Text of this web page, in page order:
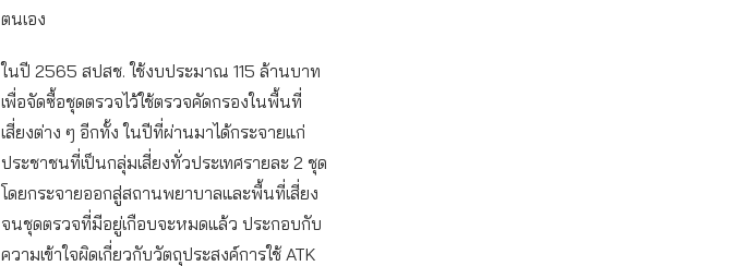
ตนเอง
ในปี 2565 สปสช. ใช้งบประมาณ 115 ล้านบาท
เพื่อจัดซื้อชุดตรวจไว้ใช้ตรวจคัดกรองในพื้นที่
เสี่ยงต่าง ๆ อีกทั้ง ในปีที่ผ่านมาได้กระจายแก่
ประชาชนที่เป็นกลุ่มเสี่ยงทั่วประเทศรายละ 2 ชุด
โดยกระจายออกสู่สถานพยาบาลและพื้นที่เสี่ยง
จนชุดตรวจที่มีอยู่เกือบจะหมดแล้ว ประกอบกับ
ความเข้าใจผิดเกี่ยวกับวัตถุประสงค์การใช้ ATK